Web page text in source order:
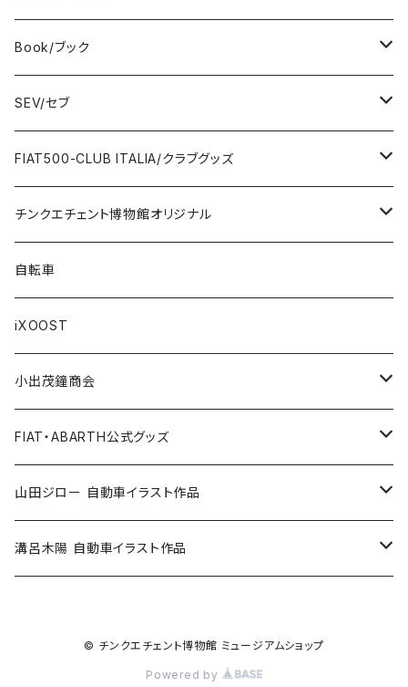
DeAGOSTINI
Giannini
FERRARI
LANCIA
AUTOBIANCHI
Others / その他
Bag / バッグ
Towel / タオル
Wallet / 財布
Key Case / キーケース
Key Ring / キーリング
Belt / ベルト
Handkerchief / ハンカチ
Cap / キャップ
Others / その他
Accessories / アクセサリー
Sticker / ステッカー
Badge / バッジ
Lunch box / ランチボックス
Flag / フラッグ
Ornament / 置物
Bicycle accessories / 自転車関連
Pen / ペン
Illustration / イラスト
小出茂鐘商会
イラストスタンド
Doll / ドール
Auto parts / カーパーツ
Accessories
Book/ブック
ABARTH/アバルト
KOIDESHIGEKANESHOUKAI/小出茂鐘商会
FIAT500/フィアット500
FIAT/フィアット
Race/レース
Others / その他
SEV/セブ
Automobile/自動車
Health/健康
FIAT500-CLUB ITALIA/クラブグッズ
Bag/バッグ
Sticker/ステッカー
Emblem/エンブレム
Goods／グッズ
Miniature Car／ミニカー
Wear／ウェア
チンクエチェント博物館オリジナル
Sticker / ステッカー
Bag / バッグ
Tshirt / Tシャツ
Pouch / ポーチ
Steel badge / 缶バッジ
ABARTH CLUB MCRT
Apparel / アパレル
自転車
iXOOST
小出茂鐘商会
イラストスタンド
FIAT・ABARTH公式グッズ
Wallet / 財布
Bag / バッグ
山田ジロー 自動車イラスト作品
A3・A2サイズ
溝呂木陽 自動車イラスト作品
© チンクエチェント博物館 ミュージアムショップ
Powered by